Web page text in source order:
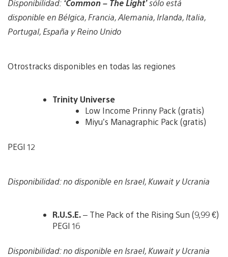
Disponibilidad: ‘Common – The Light’sólo está
disponible en Bélgica, Francia, Alemania, Irlanda, Italia,
Portugal, España y Reino Unido
Otrostracks disponibles en todas las regiones
Trinity Universe
Low Income Prinny Pack (gratis)
Miyu’s Managraphic Pack (gratis)
PEGI 12
Disponibilidad: no disponible en Israel, Kuwait y Ucrania
R.U.S.E.– The Pack of the Rising Sun (9,99 €)
PEGI 16
Disponibilidad: no disponible en Israel, Kuwait y Ucrania